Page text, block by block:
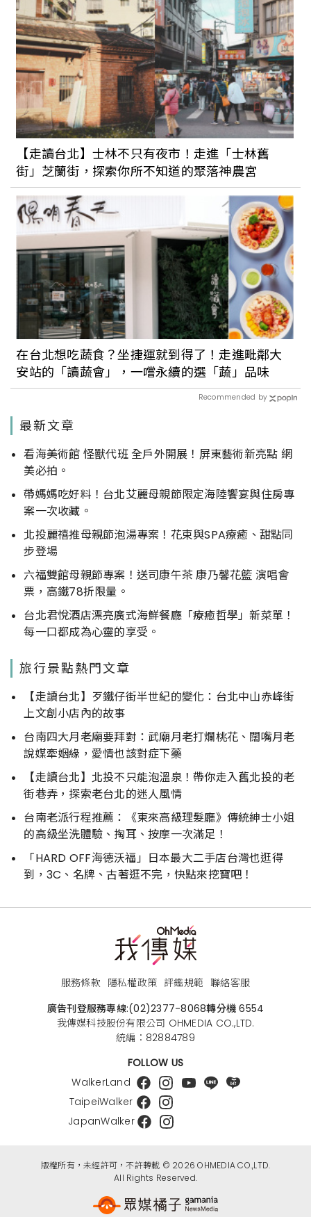
【走讀台北】士林不只有夜市！走進「士林舊
街」芝蘭街，探索你所不知道的聚落神農宮
在台北想吃蔬食？坐捷運就到得了！走進毗鄰大
安站的「讀蔬會」，一嚐永續的選「蔬」品味
Recommended by
最新文章
看海美術館 怪獸代班 全戶外開展！屏東藝術新亮點 網
美必拍。
帶媽媽吃好料！台北艾麗母親節限定海陸饗宴與住房專
案一次收藏。
北投麗禧推母親節泡湯專案！花束與SPA療癒、甜點同
步登場
六福雙館母親節專案！送司康午茶 康乃馨花籃 演唱會
票，高鐵78折限量。
台北君悅酒店漂亮廣式海鮮餐廳「療癒哲學」新菜單！
每一口都成為心靈的享受。
旅行景點熱門文章
【走讀台北】歹鐵仔街半世紀的變化：台北中山赤峰街
上文創小店內的故事
台南四大月老廟要拜對：武廟月老打爛桃花、闊嘴月老
說媒牽姻緣，愛情也該對症下藥
【走讀台北】北投不只能泡溫泉！帶你走入舊北投的老
街巷弄，探索老台北的迷人風情
台南老派行程推薦：《東來高級理髮廳》傳統紳士小姐
的高級坐洗體驗、掏耳、按摩一次滿足！
「HARD OFF海德沃福」日本最大二手店台灣也逛得
到，3C、名牌、古著逛不完，快點來挖寶吧！
服務條款 隱私權政策 評鑑規範 聯絡客服
廣告刊登服務專線:(02)2377-8068轉分機 6554
我傳媒科技股份有限公司 OHMEDIA CO.,LTD.
統編：82884789
FOLLOW US
WalkerLand
TaipeiWalker
JapanWalker
版權所有，未經許可，不許轉載 © 2026 OHMEDIA CO.,LTD.
All Rights Reserved.